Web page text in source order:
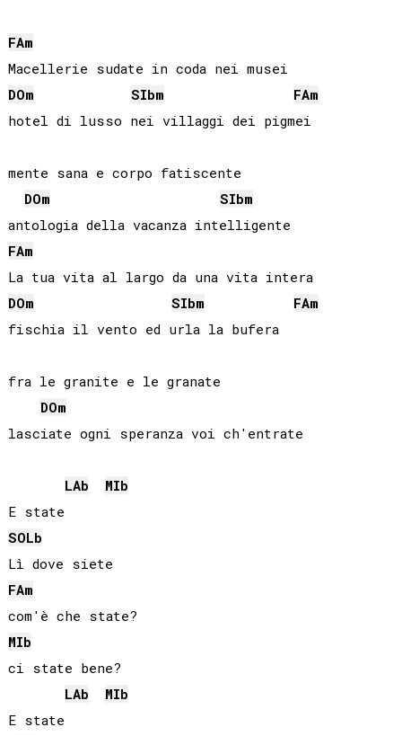
FAm
DOm SIbm FAm
hotel di lusso nei villaggi dei pigmei
mente sana e corpo fatiscente
DOm SIbm
FAm
La tua vita al largo da una vita intera
DOm SIbm FAm
fischia il vento ed urla la bufera
fra le granite e le granate
DOm
lasciate ogni speranza voi ch'entrate
LAb
MIb
SOLb
FAm
MIb
ci state bene?
LAb
MIb